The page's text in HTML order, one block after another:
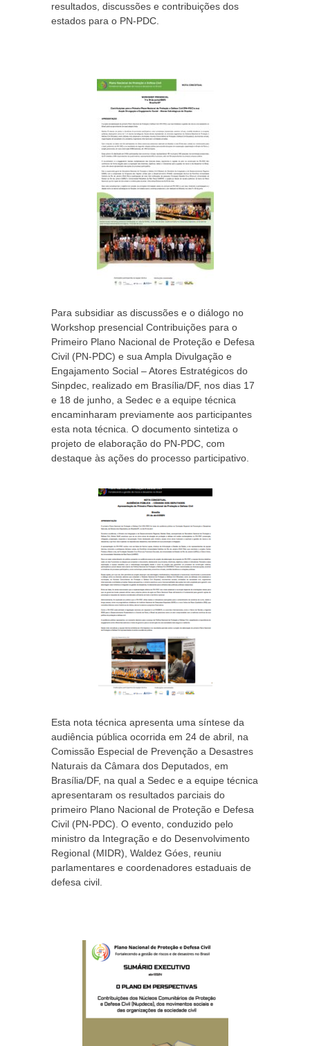
resultados, discussões e contribuições dos
estados para o PN-PDC.
Para subsidiar as discussões e o diálogo no
Workshop presencial Contribuições para o
Primeiro Plano Nacional de Proteção e Defesa
Civil (PN-PDC) e sua Ampla Divulgação e
Engajamento Social – Atores Estratégicos do
Sinpdec, realizado em Brasília/DF, nos dias 17
e 18 de junho, a Sedec e a equipe técnica
encaminharam previamente aos participantes
esta nota técnica. O documento sintetiza o
projeto de elaboração do PN-PDC, com
destaque às ações do processo participativo.
Esta nota técnica apresenta uma síntese da
audiência pública ocorrida em 24 de abril, na
Comissão Especial de Prevenção a Desastres
Naturais da Câmara dos Deputados, em
Brasília/DF, na qual a Sedec e a equipe técnica
apresentaram os resultados parciais do
primeiro Plano Nacional de Proteção e Defesa
Civil (PN-PDC). O evento, conduzido pelo
ministro da Integração e do Desenvolvimento
Regional (MIDR), Waldez Góes, reuniu
parlamentares e coordenadores estaduais de
defesa civil.